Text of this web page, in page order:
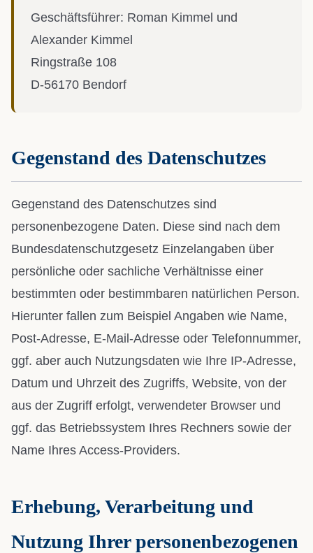
Geschäftsführer: Roman Kimmel und
Alexander Kimmel
Ringstraße 108
D-56170 Bendorf
Gegenstand des Datenschutzes
Gegenstand des Datenschutzes sind
personenbezogene Daten. Diese sind nach dem
Bundesdatenschutzgesetz Einzelangaben über
persönliche oder sachliche Verhältnisse einer
bestimmten oder bestimmbaren natürlichen Person.
Hierunter fallen zum Beispiel Angaben wie Name,
Post-Adresse, E-Mail-Adresse oder Telefonnummer,
ggf. aber auch Nutzungsdaten wie Ihre IP-Adresse,
Datum und Uhrzeit des Zugriffs, Website, von der
aus der Zugriff erfolgt, verwendeter Browser und
ggf. das Betriebssystem Ihres Rechners sowie der
Name Ihres Access-Providers.
Erhebung, Verarbeitung und
Nutzung Ihrer personenbezogenen